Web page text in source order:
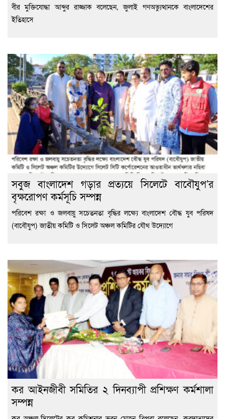
বীর মুক্তিযোদ্ধা আব্দুর রাজ্জাক বলেছেন, জুলাই গণঅভ্যুত্থানকে বাংলাদেশের
ইতিহাসে
সবুজ বাংলাদেশ গড়ার প্রত্যয়ে সিলেটে বাবৌযুপ’র
বৃক্ষরোপণ কর্মসূচি সম্পন্ন
পরিবেশ রক্ষা ও জলবায়ু সচেতনতা বৃদ্ধির লক্ষ্যে বাংলাদেশ বৌদ্ধ যুব পরিষদ
(বাবৌযুপ) জাতীয় কমিটি ও সিলেট অঞ্চল কমিটির যৌথ উদ্যোগে
কর আইনজীবী সমিতির ২ দিনব্যাপী প্রশিক্ষণ কর্মশালা
সম্পন্ন